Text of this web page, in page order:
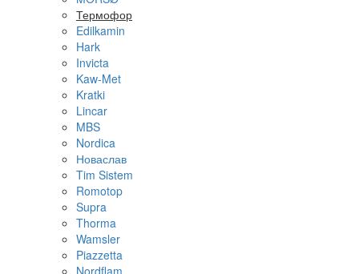
Термофор
Edilkamin
Hark
Invicta
Kaw-Met
Kratki
Lincar
MBS
Nordica
Новаслав
Tim Sistem
Romotop
Supra
Thorma
Wamsler
Piazzetta
Nordflam